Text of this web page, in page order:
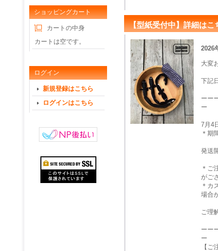
ショッピングカート
カートの中身
カートは空です。
ログイン
新規登録はこちら
ログインはこちら
【型紙受付中】詳細はこ
2026
大変
下記
ーー
ー
7月4
＊期
発送
＊ご
がご
＊カ
場合
ご理
ーー
ー
【